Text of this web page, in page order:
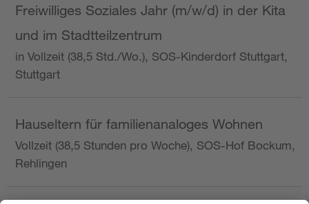
Freiwilliges Soziales Jahr (m/w/d) in der Kita
und im Stadtteilzentrum
in Vollzeit (38,5 Std./Wo.), SOS-Kinderdorf Stuttgart,
Stuttgart
Hauseltern für familienanaloges Wohnen
Vollzeit (38,5 Stunden pro Woche), SOS-Hof Bockum,
Rehlingen